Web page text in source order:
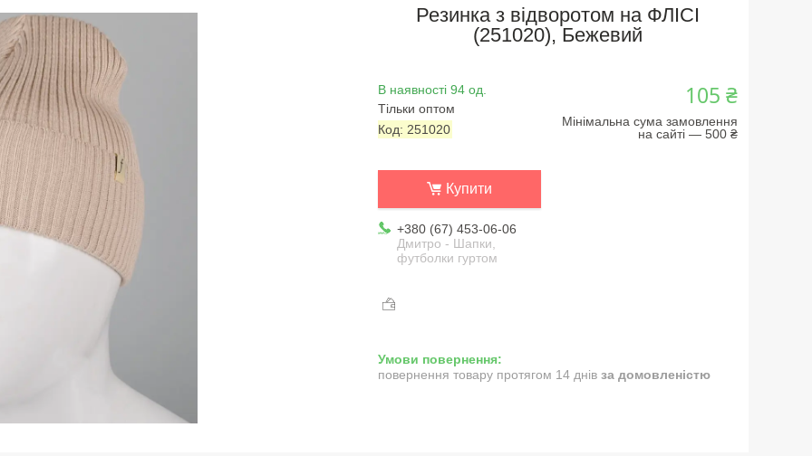
Резинка з відворотом на ФЛІСІ
(251020), Бежевий
В наявності 94 од.
Тільки оптом
Код: 251020
105 ₴
Мінімальна сума замовлення
на сайті — 500 ₴
Купити
+380 (67) 453-06-06
Дмитро - Шапки,
футболки гуртом
повернення товару протягом 14 днів за домовленістю